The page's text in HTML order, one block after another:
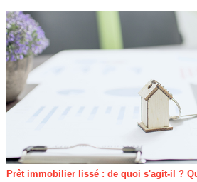
Prêt immobilier lissé : de quoi s'agit-il ?